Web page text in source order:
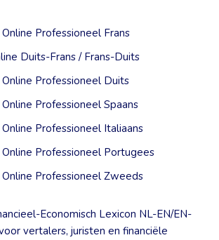
Professioneel Frans
Duits-Frans / Frans-Duits
Professioneel Duits
Professioneel Spaans
Professioneel Italiaans
Professioneel Portugees
Professioneel Zweeds
Economisch Lexicon NL-EN/EN-
vertalers, juristen en financiële